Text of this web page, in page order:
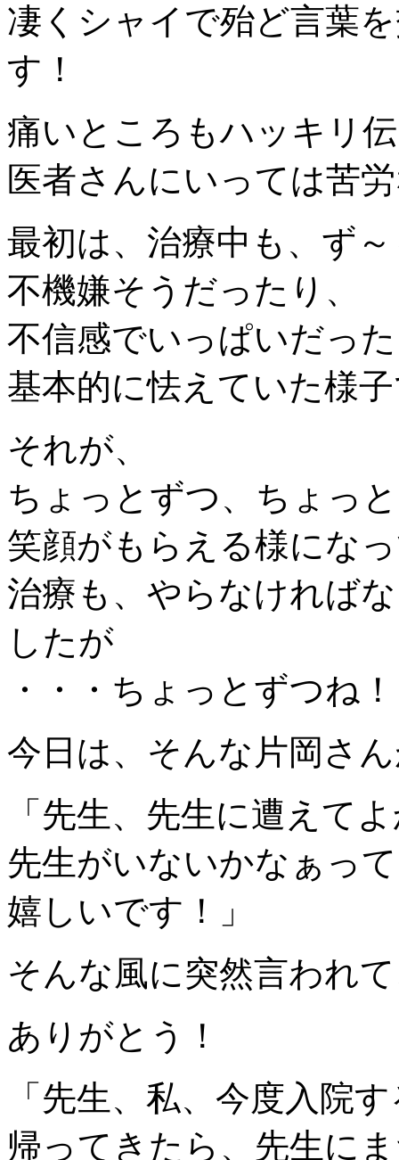
凄くシャイで殆ど言葉
す！
痛いところもハッキリ
医者さんにいっては苦
最初は、治療中も、ず
不機嫌そうだったり、
不信感でいっぱいだっ
基本的に怯えていた様
それが、
ちょっとずつ、ちょっ
笑顔がもらえる様にな
治療も、やらなければ
したが
・・・ちょっとずつね！
今日は、そんな片岡さ
「先生、先生に遭えて
先生がいないかなぁっ
嬉しいです！」
そんな風に突然言われ
ありがとう！
「先生、私、今度入院
帰ってきたら、先生に